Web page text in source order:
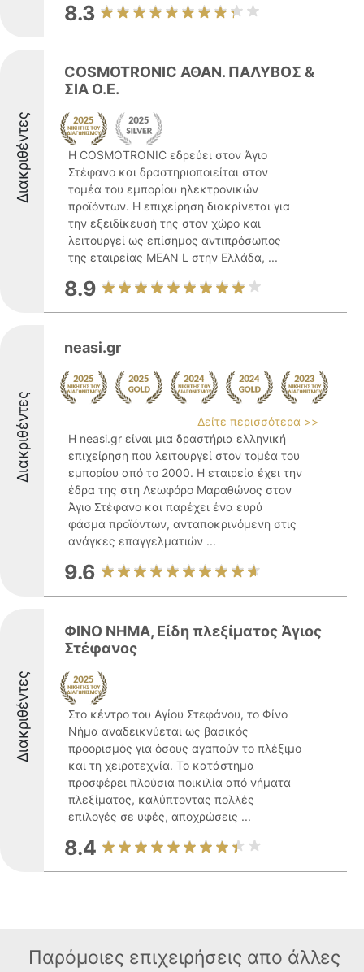
8.3
Διακριθέντες
COSMOTRONIC ΑΘΑΝ. ΠΑΛΥΒΟΣ &
ΣΙΑ Ο.Ε.
Η COSMOTRONIC εδρεύει στον Άγιο
Στέφανο και δραστηριοποιείται στον
τομέα του εμπορίου ηλεκτρονικών
προϊόντων. Η επιχείρηση διακρίνεται για
την εξειδίκευσή της στον χώρο και
λειτουργεί ως επίσημος αντιπρόσωπος
της εταιρείας MEAN L στην Ελλάδα, ...
8.9
Διακριθέντες
neasi.gr
Δείτε περισσότερα >>
Η neasi.gr είναι μια δραστήρια ελληνική
επιχείρηση που λειτουργεί στον τομέα του
εμπορίου από το 2000. Η εταιρεία έχει την
έδρα της στη Λεωφόρο Μαραθώνος στον
Άγιο Στέφανο και παρέχει ένα ευρύ
φάσμα προϊόντων, ανταποκρινόμενη στις
ανάγκες επαγγελματιών ...
9.6
Διακριθέντες
ΦΙΝΟ ΝΗΜΑ, Είδη πλεξίματος Άγιος
Στέφανος
Στο κέντρο του Αγίου Στεφάνου, το Φίνο
Νήμα αναδεικνύεται ως βασικός
προορισμός για όσους αγαπούν το πλέξιμο
και τη χειροτεχνία. Το κατάστημα
προσφέρει πλούσια ποικιλία από νήματα
πλεξίματος, καλύπτοντας πολλές
επιλογές σε υφές, αποχρώσεις ...
8.4
Παρόμοιες επιχειρήσεις απο άλλες